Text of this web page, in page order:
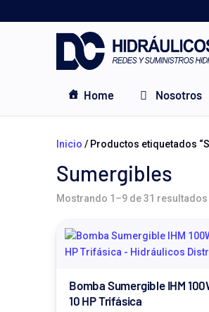
Home Nosotros
Inicio / Productos etiquetados
Sumergibles
Mostrando 1–9 de 31 resultados
Bomba Sumergible IHM
10 HP Trifásica